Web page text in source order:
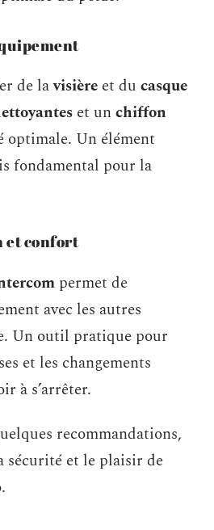
de lavisière et du casque
et unchiffon
optimale. Un élément
fondamental pour la
et confort
permet de
avec les autres
Un outil pratique pour
et les changements
à s’arrêter.
recommandations,
sécurité et le plaisir de